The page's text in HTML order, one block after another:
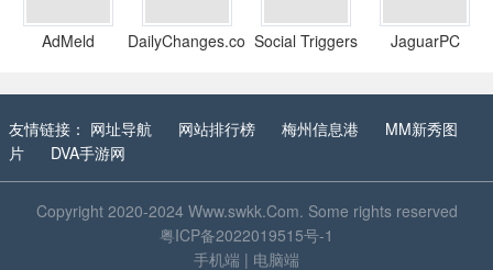
AdMeld DailyChanges.comSocial Triggers JaguarPC
友情链接： 网址导航 网站排行榜 梅州信息港
MM新秀图
片
DVA手游网
Copyright 2020-2024 Www.swkk.Com. Some rights reserved
粤ICP备2022019515号-1
手机端 | 电脑端